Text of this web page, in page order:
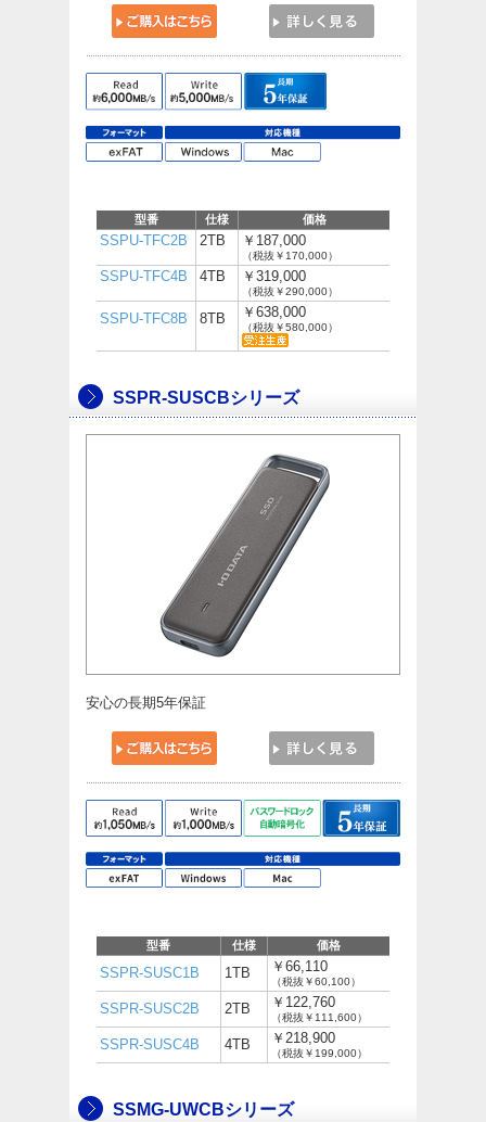
型番 仕様 価格
SSPU-TFC2B 2TB ￥187,000
（税抜￥170,000）
SSPU-TFC4B 4TB ￥319,000
（税抜￥290,000）
SSPU-TFC8B 8TB ￥638,000
（税抜￥580,000）
SSPR-SUSCBシリーズ
安心の長期5年保証
型番 仕様 価格
SSPR-SUSC1B 1TB ￥66,110
（税抜￥60,100）
SSPR-SUSC2B 2TB ￥122,760
（税抜￥111,600）
SSPR-SUSC4B 4TB ￥218,900
（税抜￥199,000）
SSMG-UWCBシリーズ